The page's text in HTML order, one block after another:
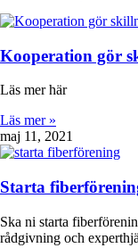
Kooperation gör
Läs mer här
Läs mer »
maj 11, 2021
Starta
Ska ni starta
rådgivning och